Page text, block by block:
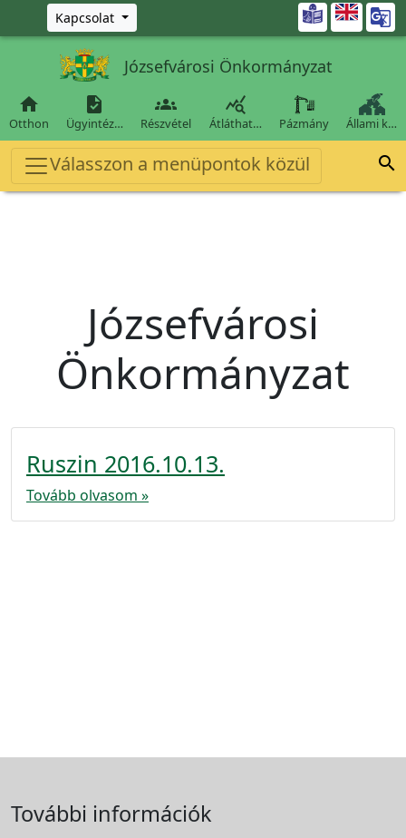
Ugrás a fő tartalomra
Kapcsolat 
Józsefvárosi Önkormányzat

Otthon

Ügyintéz…

Részvétel

Átláthat… Pázmány Állami k…
Válasszon a menüpontok közül 
Józsefvárosi
Önkormányzat
Ruszin 2016.10.13.
Tovább olvasom »
További információk